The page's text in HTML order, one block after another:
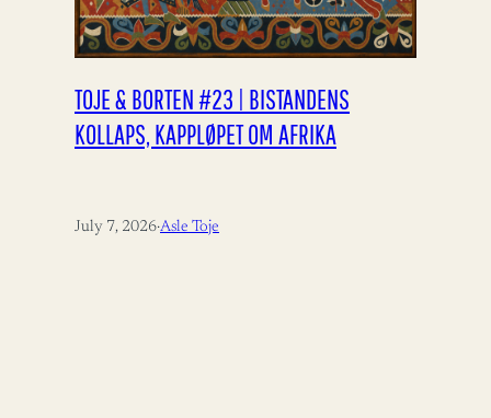
TOJE & BORTEN #23 | BISTANDENS
KOLLAPS, KAPPLØPET OM AFRIKA
July 7, 2026·Asle Toje